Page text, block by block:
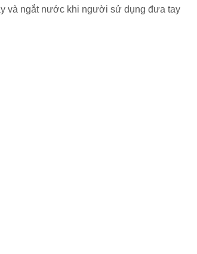
và ngắt nước khi người sử dụng đưa tay